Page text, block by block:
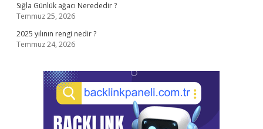
Sığla Günlük ağacı Nerededir ?
Temmuz 25, 2026
2025 yılının rengi nedir ?
Temmuz 24, 2026